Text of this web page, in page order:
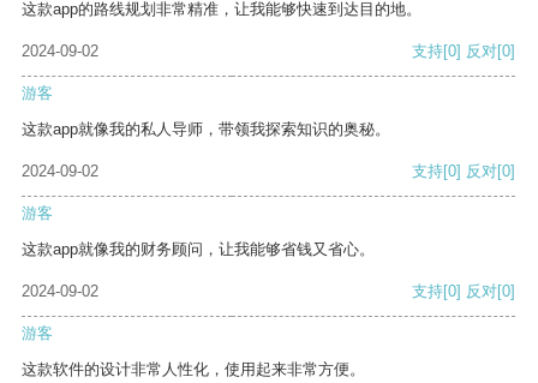
这款app的路线规划非常精准，让我能够快速到达目的地。
2024-09-02 支持[0] 反对[0]
游客
这款app就像我的私人导师，带领我探索知识的奥秘。
2024-09-02 支持[0] 反对[0]
游客
这款app就像我的财务顾问，让我能够省钱又省心。
2024-09-02 支持[0] 反对[0]
游客
这款软件的设计非常人性化，使用起来非常方便。